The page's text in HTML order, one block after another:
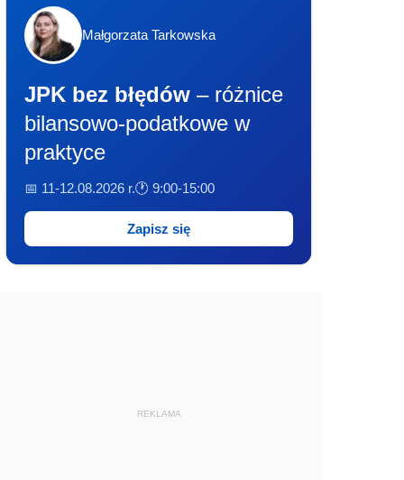
Małgorzata Tarkowska
JPK bez błędów – różnice
bilansowo-podatkowe w
praktyce
📅 11-12.08.2026 r.🕐 9:00-15:00
Zapisz się
REKLAMA